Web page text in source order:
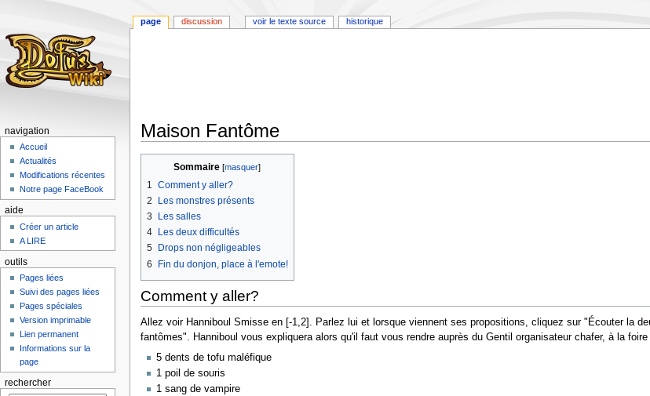
Maison Fantôme
navigation
recherche
Sommaire
1
Comment y aller?
2
Les monstres présents
3
Les salles
4
Les deux difficultés
5
Drops non négligeables
6
Fin du donjon, place à l'emote!
Comment y aller?
Allez voir Hanniboul Smisse en [-1,2]. Parlez lui et lorsque viennent ses propositions, cliquez sur "Écouter la
fantômes". Hanniboul vous expliquera alors qu'il faut vous rendre auprès du Gentil organisateur chafer, à la
5 dents de tofu maléfique
1 poil de souris
1 sang de vampire
page discussion voir le texte source historique
navigation
Accueil
Actualités
Modifications récentes
Notre page FaceBook
aide
Créer un article
A LIRE
outils
Pages liées
Suivi des pages liées
Pages spéciales
Version imprimable
Lien permanent
Informations sur la
page
rechercher